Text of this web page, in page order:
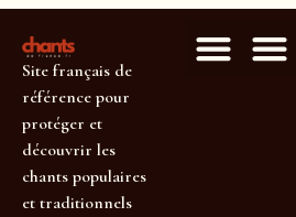
Site français de
référence pour
protéger et
découvrir les
chants populaires
et traditionnels